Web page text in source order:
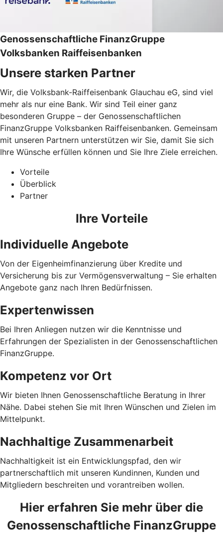
Genossenschaftliche FinanzGruppe
Volksbanken Raiffeisenbanken
Unsere starken Partner
Wir, die Volksbank-Raiffeisenbank Glauchau eG, sind viel
mehr als nur eine Bank. Wir sind Teil einer ganz
besonderen Gruppe – der Genossenschaftlichen
FinanzGruppe Volksbanken Raiffeisenbanken. Gemeinsam
mit unseren Partnern unterstützen wir Sie, damit Sie sich
Ihre Wünsche erfüllen können und Sie Ihre Ziele erreichen.
Vorteile
Überblick
Partner
Ihre Vorteile
Individuelle Angebote
Von der Eigenheimfinanzierung über Kredite und
Versicherung bis zur Vermögensverwaltung – Sie erhalten
Angebote ganz nach Ihren Bedürfnissen.
Expertenwissen
Bei Ihren Anliegen nutzen wir die Kenntnisse und
Erfahrungen der Spezialisten in der Genossenschaftlichen
FinanzGruppe.
Kompetenz vor Ort
Wir bieten Ihnen Genossenschaftliche Beratung in Ihrer
Nähe. Dabei stehen Sie mit Ihren Wünschen und Zielen im
Mittelpunkt.
Nachhaltige Zusammenarbeit
Nachhaltigkeit ist ein Entwicklungspfad, den wir
partnerschaftlich mit unseren Kundinnen, Kunden und
Mitgliedern beschreiten und vorantreiben wollen.
Hier erfahren Sie mehr über die
Genossenschaftliche FinanzGruppe